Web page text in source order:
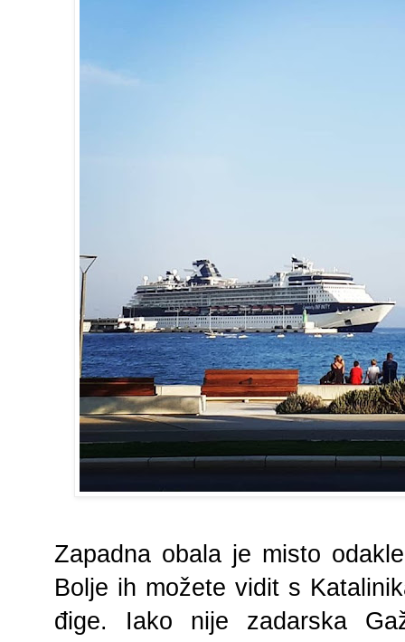
Zapadna obala je misto
Bolje ih možete vidit s
đige. Iako nije zadarska